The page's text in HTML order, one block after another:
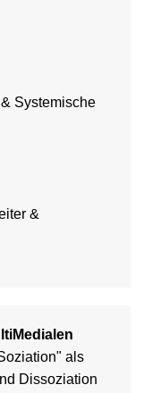
Systemische
&
als
Dissoziation